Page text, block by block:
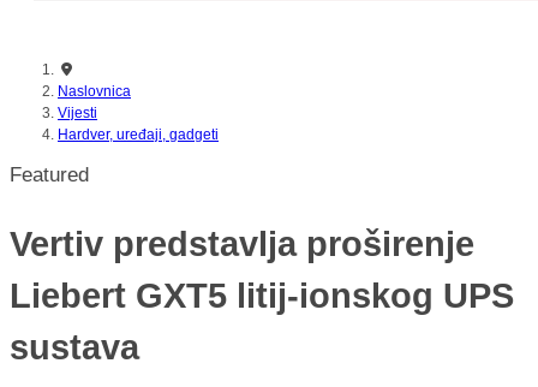
Naslovnica
Vijesti
Hardver, uređaji, gadgeti
Featured
Vertiv predstavlja proširenje
Liebert GXT5 litij-ionskog UPS
sustava